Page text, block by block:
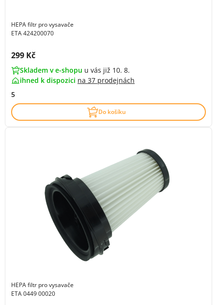
HEPA filtr pro vysavače
ETA 424200070
Cena s DPH:
299 Kč
Skladem v e-shopu u vás již 10. 8.
ihned k dispozici na 37 prodejnách
5
Do košíku
HEPA filtr pro vysavače
ETA 0449 00020